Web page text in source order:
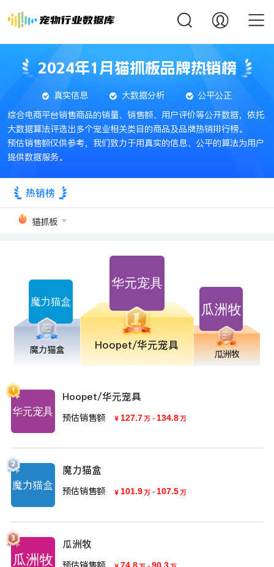
2024年1月猫抓板品牌热销榜
真实信息 大数据分析
公平公正
综合电商平台销售商品的销量、销售额、用户评价等公开数据，依托
大数据算法评选出多个宠业相关类目的商品及品牌热销排行榜。
预估销售额仅供参考，我们致力于用真实的信息、公平的算法为用户
提供数据服务。
热销榜
猫抓板
魔力猫盒 Hoopet/华元宠具
瓜洲牧
Hoopet/华元宠具
预估销售额 ￥ 127.7万 - 134.8万
魔力猫盒
预估销售额 ￥ 101.9万 - 107.5万
瓜洲牧